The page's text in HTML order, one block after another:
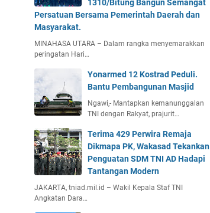
1310/Bitung Bangun Semangat
Persatuan Bersama Pemerintah Daerah dan
Masyarakat.
MINAHASA UTARA – Dalam rangka menyemarakkan
peringatan Hari…
Yonarmed 12 Kostrad Peduli.
Bantu Pembangunan Masjid
Ngawi,- Mantapkan kemanunggalan
TNI dengan Rakyat, prajurit…
Terima 429 Perwira Remaja
Dikmapa PK, Wakasad Tekankan
Penguatan SDM TNI AD Hadapi
Tantangan Modern
JAKARTA, tniad.mil.id – Wakil Kepala Staf TNI
Angkatan Dara…